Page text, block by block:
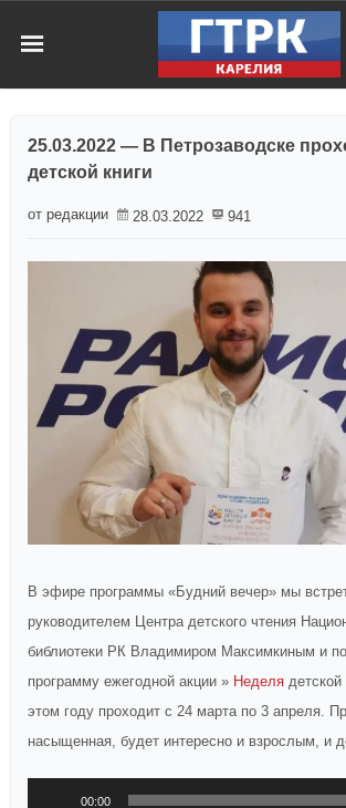
25.03.2022 — В Петрозаводске
детской книги
от редакции 28.03.2022 941
В эфире программы «Будний вечер» мы
руководителем Центра детского чтения
библиотеки РК Владимиром Максимкиным и
программу ежегодной акции » Неделя детской
этом году проходит с 24 марта по 3 апреля.
насыщенная, будет интересно и взрослым, и
00:00